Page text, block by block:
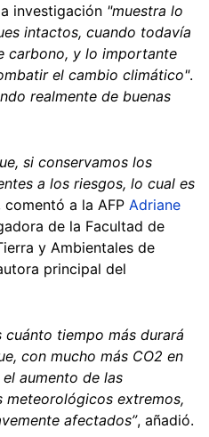
investigación "muestra lo
intactos, cuando todavía
carbono, y lo importante
el cambio climático".
realmente de buenas
si conservamos los
a los riesgos, lo cual es
comentó a la AFP Adriane
de la Facultad de
y Ambientales de
principal del
cuánto tiempo más durará
con mucho más CO2 en
aumento de las
meteorológicos extremos,
afectados”, añadió.